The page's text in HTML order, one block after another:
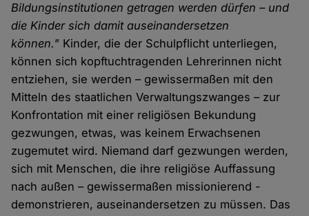
Bildungsinstitutionen getragen werden dürfen – und
die Kinder sich damit auseinandersetzen
können." Kinder, die der Schulpflicht unterliegen,
können sich kopftuchtragenden Lehrerinnen nicht
entziehen, sie werden – gewissermaßen mit den
Mitteln des staatlichen Verwaltungszwanges – zur
Konfrontation mit einer religiösen Bekundung
gezwungen, etwas, was keinem Erwachsenen
zugemutet wird. Niemand darf gezwungen werden,
sich mit Menschen, die ihre religiöse Auffassung
nach außen – gewissermaßen missionierend -
demonstrieren, auseinandersetzen zu müssen. Das